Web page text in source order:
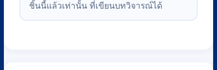
ชิ้นนี้แล้วเท่านั้น ที่เขียนบทวิจารณ์ได้